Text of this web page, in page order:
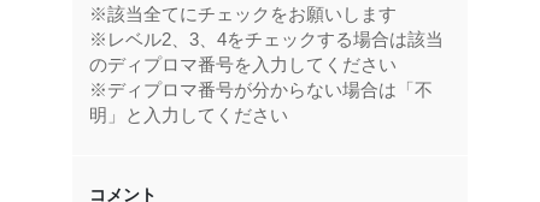
※該当全てにチェックをお願いします
※レベル2、3、4をチェックする場合は該当
のディプロマ番号を入力してください
※ディプロマ番号が分からない場合は「不
明」と入力してください
コメント